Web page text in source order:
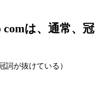
comは、通常、冠
詞が抜けている）